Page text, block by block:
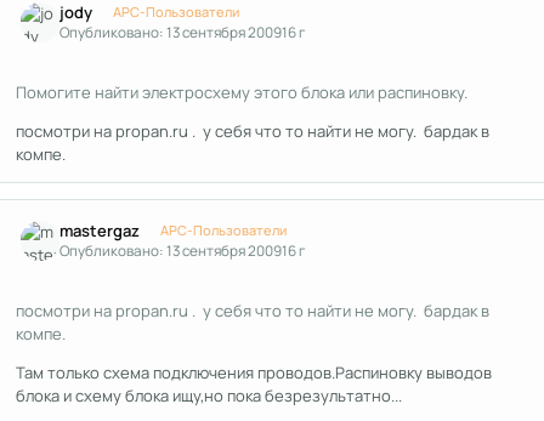
jody APC-Пользователи
Опубликовано:13 сентября 200916 г
Помогите найти электросхему этого блока или распиновку.
посмотри на propan.ru . у себя что то найти не могу. бардак в
компе.
mastergaz APC-Пользователи
Опубликовано:13 сентября 200916 г
посмотри на propan.ru . у себя что то найти не могу. бардак в
компе.
Там только схема подключения проводов.Распиновку выводов
блока и схему блока ищу,но пока безрезультатно...